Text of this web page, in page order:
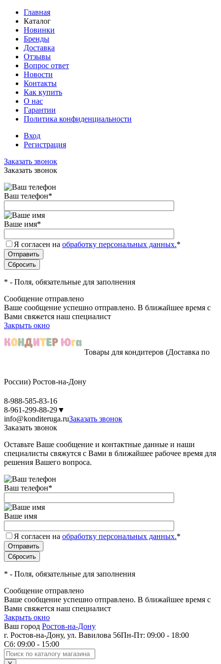
Главная
Каталог
Новинки
Бренды
Доставка
Отзывы
Вопрос ответ
Новости
Контакты
Как купить
О нас
Гарантии
Политика конфиденциальности
Вход
Регистрация
Заказать звонок
Заказать звонок
Ваш телефон*
Ваше имя*
Я согласен на обработку персональных данных.*
* - Поля, обязательные для заполнения
Сообщение отправлено
Ваше сообщение успешно отправлено. В ближайшее время с
Вами свяжется наш специалист
Закрыть окно
Товары для кондитеров (Доставка по
России) Ростов-на-Дону
8-988-585-83-16
8-961-299-88-29▼
info@konditeruga.ruЗаказать звонок
Заказать звонок
Оставьте Ваше сообщение и контактные данные и наши
специалисты свяжутся с Вами в ближайшее рабочее время для
решения Вашего вопроса.
Ваш телефон*
Ваше имя
Я согласен на обработку персональных данных.*
* - Поля, обязательные для заполнения
Сообщение отправлено
Ваше сообщение успешно отправлено. В ближайшее время с
Вами свяжется наш специалист
Закрыть окно
Ваш город Ростов-на-Дону
г. Ростов-на-Дону, ул. Вавилова 56Пн-Пт: 09:00 - 18:00
Сб: 09:00 - 15:00